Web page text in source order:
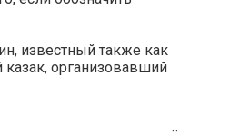
известный также как
казак, организовавший